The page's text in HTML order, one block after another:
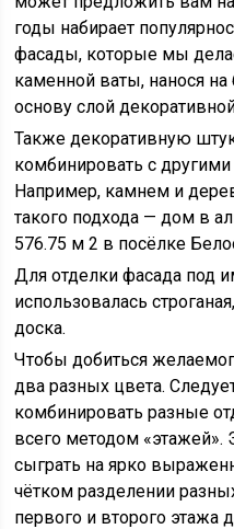
годы набирает
фасады, которые мы
каменной ваты, нанося
основу слой
Также декоративную
комбинировать с
Например, камнем и
такого подхода — дом в
576.75 м 2 в посёлке
Для отделки фасада под
использовалась
доска.
Чтобы добиться
два разных цвета.
комбинировать разные
всего методом «этажей».
сыграть на ярко
чётком разделении
первого и второго этажа